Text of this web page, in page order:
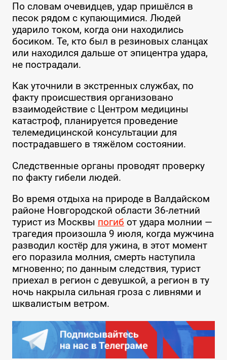
По словам очевидцев, удар пришёлся в
песок рядом с купающимися. Людей
ударило током, когда они находились
босиком. Те, кто был в резиновых сланцах
или находился дальше от эпицентра удара,
не пострадали.
Как уточнили в экстренных службах, по
факту происшествия организовано
взаимодействие с Центром медицины
катастроф, планируется проведение
телемедицинской консультации для
пострадавшего в тяжёлом состоянии.
Следственные органы проводят проверку
по факту гибели людей.
Во время отдыха на природе в Валдайском
районе Новгородской области 36-летний
турист из Москвы погиб от удара молнии —
трагедия произошла 9 июля, когда мужчина
разводил костёр для ужина, в этот момент
его поразила молния, смерть наступила
мгновенно; по данным следствия, турист
приехал в регион с девушкой, а регион в ту
ночь накрыла сильная гроза с ливнями и
шквалистым ветром.